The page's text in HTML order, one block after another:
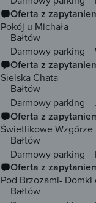
Oferta z
Pokój u Michała
Bałtów
Darmowy parking
Oferta z
Sielska Chata
Bałtów
Darmowy parking
Oferta z
Świetlikowe Wzgórze
Bałtów
Darmowy parking
Oferta z
Pod Brzozami- Domki
Bałtów